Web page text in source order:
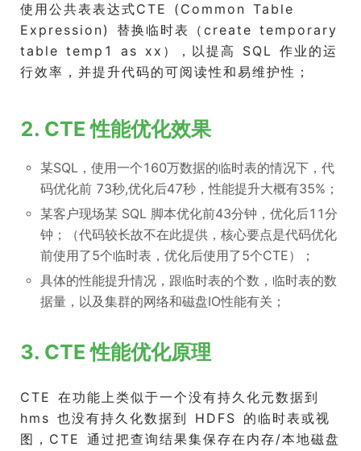
使用公共表表达式CTE (Common Table
Expression) 替换临时表（create temporary
table temp1 as xx），以提高 SQL 作业的运
行效率，并提升代码的可阅读性和易维护性；
2. CTE 性能优化效果
某SQL，使用一个160万数据的临时表的情况下，代
码优化前 73秒,优化后47秒，性能提升大概有35%；
某客户现场某 SQL 脚本优化前43分钟，优化后11分
钟；（代码较长故不在此提供，核心要点是代码优化
前使用了5个临时表，优化后使用了5个CTE）；
具体的性能提升情况，跟临时表的个数，临时表的数
据量，以及集群的网络和磁盘IO性能有关；
3. CTE 性能优化原理
CTE 在功能上类似于一个没有持久化元数据到
hms 也没有持久化数据到 HDFS 的临时表或视
图，CTE 通过把查询结果集保存在内存/本地磁盘